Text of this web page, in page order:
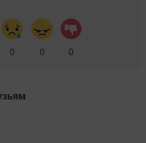
0 0 0